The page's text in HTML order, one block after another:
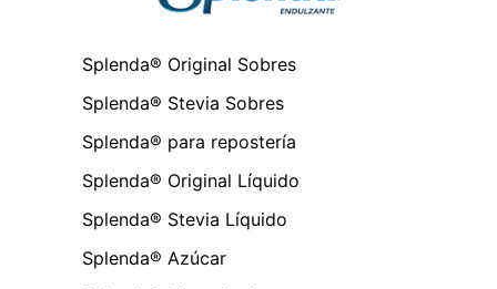
Splenda® Original Sobres
Splenda® Stevia Sobres
Splenda® para repostería
Splenda® Original Líquido
Splenda® Stevia Líquido
Splenda® Azúcar